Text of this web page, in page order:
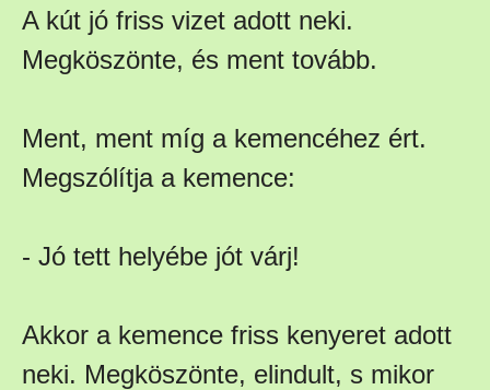
A kút jó friss vizet adott neki.
Megköszönte, és ment tovább.
Ment, ment míg a kemencéhez ért.
Megszólítja a kemence:
- Jó tett helyébe jót várj!
Akkor a kemence friss kenyeret adott
neki. Megköszönte, elindult, s mikor